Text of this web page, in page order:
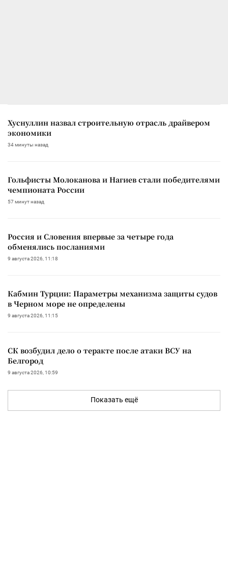
Хуснуллин назвал строительную отрасль драйвером
экономики
34 минуты назад
Гольфисты Молоканова и Нагиев стали победителями
чемпионата России
57 минут назад
Россия и Словения впервые за четыре года
обменялись посланиями
9 августа 2026, 11:18
Кабмин Турции: Параметры механизма защиты судов
в Черном море не определены
9 августа 2026, 11:15
СК возбудил дело о теракте после атаки ВСУ на
Белгород
9 августа 2026, 10:59
Показать ещё